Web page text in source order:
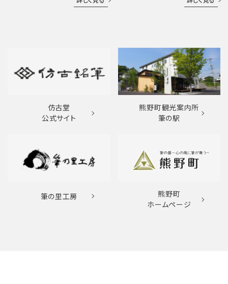
仿古堂
公式サイト
熊野町観光案内所
筆の駅
筆の里工房
熊野町
ホームページ